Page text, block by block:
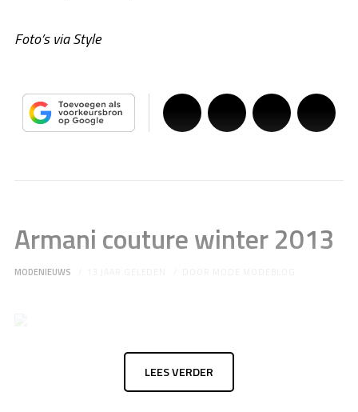
Foto’s via Style
Armani couture winter 2013
MODENIEUWS
LEES VERDER